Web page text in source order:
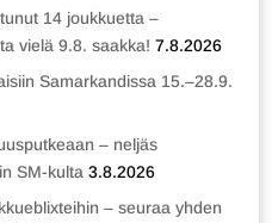
14 joukkuetta –
vielä 9.8. saakka! 7.8.2026
Samarkandissa 15.–28.9.
– neljäs
SM-kulta 3.8.2026
– seuraa yhden